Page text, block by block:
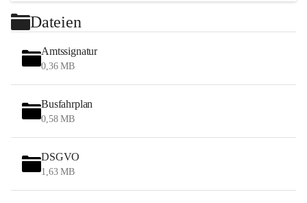
Wien erreicht man in ca. 45 Minuten.
Stössing zählt noch zum Naherholungsraum Wien sowie
zum Naherholungsraum St. Pölten. Viele Bauernhöfe hatten
„ihre Wiener“. Seit 1960 bauten viele Wiener
Wochenendhäuser im Gemeindegebiet. Wegen des
waldreichen Jagdgebietes haben viele Jagdpächter ihre
Das Wandern ist aus touristischer Sicht die bedeutendste
Tätigkeit. Das hügelige Gebiet mit Wanderwegen durch
Wiesen, Wälder und Obstkulturen lädt dazu ein. Gefördert
Dateien
Amtssignatur
0,36 MB
Busfahrplan
0,58 MB
DSGVO
1,63 MB